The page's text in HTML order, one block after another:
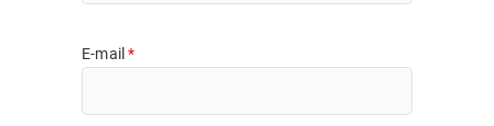
E-mail*